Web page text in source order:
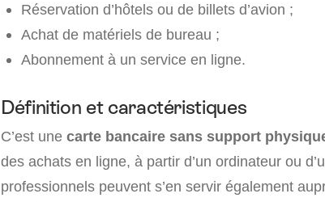
Réservation d’hôtels ou de billets d’avion ;
Achat de matériels de bureau ;
Abonnement à un service en ligne.
Définition et caractéristiques
C’est une carte bancaire sans support
des achats en ligne, à partir d’un ordinateur ou
professionnels peuvent s’en servir également